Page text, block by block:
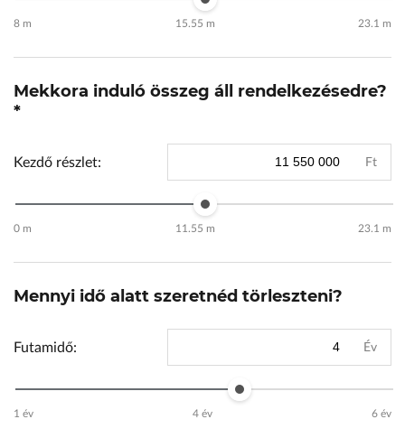
8 m 15.55 m 23.1 m
Mekkora induló összeg áll rendelkezésedre?
*
Kezdő részlet: Ft
0 m 11.55 m 23.1 m
Mennyi idő alatt szeretnéd törleszteni?
Futamidő: Év
1 év 4 év 6 év